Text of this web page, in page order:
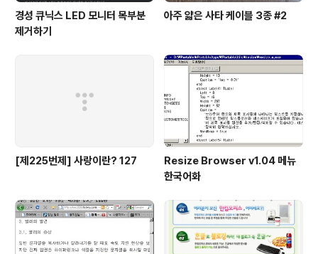
경성 큐닉스 LED 모니터 목부분
제거하기
아주 얇은 사타 케이블 3종 #2
[제225번제] 사랑이란? 127
Resize Browser v1.04 메뉴
한국어화